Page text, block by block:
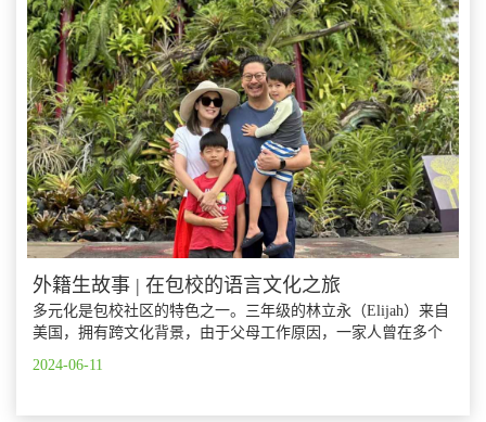
外籍生故事 | 在包校的语言文化之旅
多元化是包校社区的特色之一。三年级的林立永（Elijah）来自
美国，拥有跨文化背景，由于父母工作原因，一家人曾在多个
2024-06-11